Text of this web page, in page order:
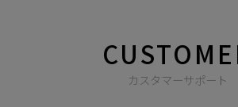
カスタマーサポート